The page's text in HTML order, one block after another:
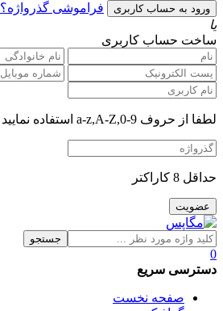
فراموشی گذرواژه؟
یا
ساخت حساب کاربری
لطفا از حروف a-z,A-Z,0-9 استفاده نمایید - حداقل 5 کاراکتر
حداقل 8 کاراکتر
جستجو
0
دسترسی سریع
صفحه نخست